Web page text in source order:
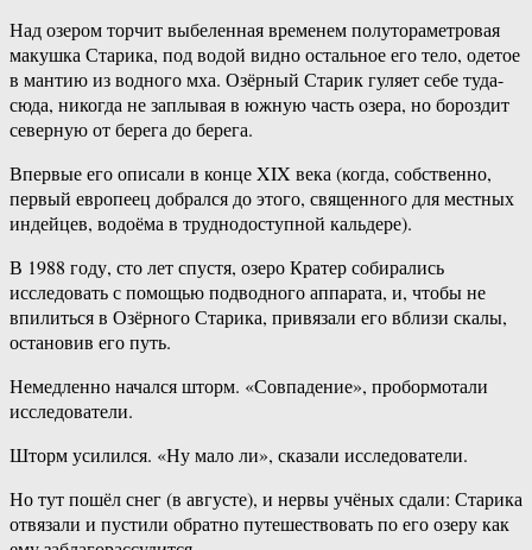
Над озером торчит выбеленная временем полутораметровая
макушка Старика, под водой видно остальное его тело, одетое
в мантию из водного мха. Озёрный Старик гуляет себе туда-
сюда, никогда не заплывая в южную часть озера, но бороздит
северную от берега до берега.
Впервые его описали в конце XIX века (когда, собственно,
первый европеец добрался до этого, священного для местных
индейцев, водоёма в труднодоступной кальдере).
В 1988 году, сто лет спустя, озеро Кратер собирались
исследовать с помощью подводного аппарата, и, чтобы не
впилиться в Озёрного Старика, привязали его вблизи скалы,
остановив его путь.
Немедленно начался шторм. «Совпадение», пробормотали
исследователи.
Шторм усилился. «Ну мало ли», сказали исследователи.
Но тут пошёл снег (в августе), и нервы учёных сдали: Старика
отвязали и пустили обратно путешествовать по его озеру как